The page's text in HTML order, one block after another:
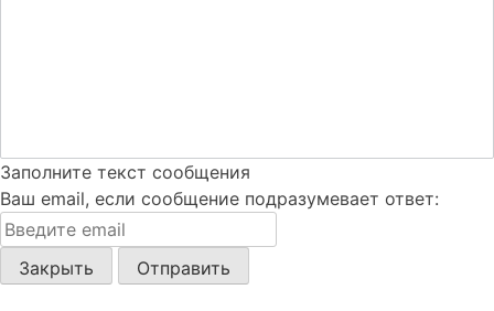
Заполните текст сообщения
Ваш еmail, если сообщение подразумевает ответ:
Закрыть Отправить